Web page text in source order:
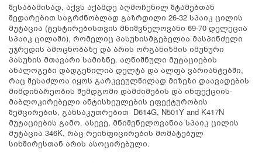
შესაბამისად, აქვს აქამდე აღმოჩენილ შტამებთან
შედარებით საგრძნობლად გაზრდილი 26-32 სპაიკ ცილის
მუტაცია (ტესტირებისთვის მნიშვნელოვანი 69-70 დელეცია
სპაიკ ცილაში), რომელიც პასუხისმგებელია მასპინძელი
უჯრედის ამოცნობაზე და არის ორგანიზმის იმუნური
პასუხის მთავარი სამიზნე. აღნიშნული მუტაციების
ანალოგები დადგენილია დელტა და ალფა ვარიანტებში,
რაც შესაძლოა იყოს გარკვეულწილად მიზეზი დაავადების
მიმდინარეობის შემდგომი დამძიმების და ინფექციის-
მაბლოკირებელი ანტისხეულების ეფექტურობის
შემცირების, განსაკუთრებით D614G, N501Y and K417N
მუტაციების გამო. ასევე, მნიშვნელოვანია სპაიკ ცილის
მუტაცია 346K, რაც რეინფიცირების მომატებულ
სიხშირესთან არის ასოცირებული.